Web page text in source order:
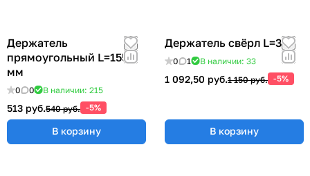
Держатель
прямоугольный L=155
мм
0 0 В наличии: 215
513 руб.540 руб. -5%
В корзину
Держатель свёрл L=315
0 1 В наличии: 33
1 092,50 руб.1 150 руб. -5%
В корзину